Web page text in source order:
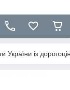
України із